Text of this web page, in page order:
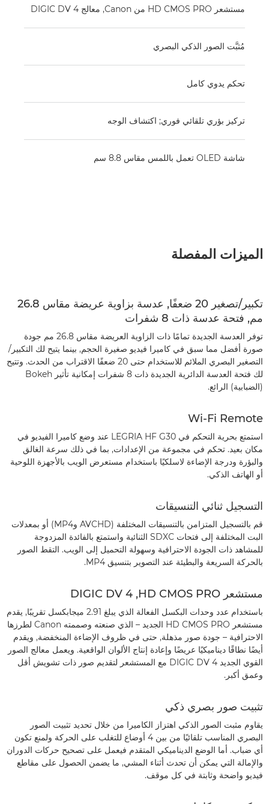
مستشعر HD CMOS PRO من Canon, معالج ‏DIGIC DV 4
مُثبَّت الصور الذكي البصري
تحكم يدوي كامل
تركيز بؤري تلقائي فوري; اكتشاف الوجه
شاشة OLED تعمل باللمس مقاس 8.8 سم
الميزات المفصلة
تكبير/تصغير 20 ضعفًا, عدسة بزاوية عريضة مقاس 26.8
مم, فتحة عدسة ذات 8 شفرات
توفر العدسة الجديدة تمامًا ذات الزاوية العريضة مقاس 26.8 مم جودة
صورة أفضل مما سبق في كاميرا فيديو صغيرة الحجم, بينما يتيح لك التكبير/
التصغير البصري الملائم للاستخدام حتى 20 ضعفًا الاقتراب من الحدث. وتتيح
لك فتحة العدسة الدائرية الجديدة ذات 8 شفرات إمكانية تأثير Bokeh
(الضبابية) الرائع.
Wi-Fi Remote
استمتع بحرية التحكم في LEGRIA HF G30 عند وضع كاميرا الفيديو في
مكان بعيد. تحكم في مجموعة من الإعدادات, بما في ذلك سرعة الغالق
والبؤرة ودرجة الإضاءة لاسلكيًا باستخدام مستعرض الويب بالأجهزة اللوحية
أو الهاتف الذكي.
التسجيل ثنائي التنسيقات
قم بالتسجيل المتزامن بالتنسيقات المختلفة (AVCHD وMP4) أو بمعدلات
البت المختلفة إلى فتحات SDXC الثنائية واستمتع بالفائدة المزدوجة
للمشاهد ذات الجودة الاحترافية وسهولة التحميل إلى الويب. التقط الصور
بالحركة السريعة والبطيئة عند التصوير بتنسيق MP4.
مستشعر HD CMOS PRO, ‏DIGIC DV 4
باستخدام عدد وحدات البكسل الفعالة الذي يبلغ 2.91 ميجابكسل تقريبًا, يقدم
مستشعر HD CMOS PRO الجديد – الذي صنعته وصممته Canon لطرزها
الاحترافية – جودة صور مذهلة, حتى في ظروف الإضاءة المنخفضة, ويقدم
أيضًا نطاقًا ديناميكيًا عريضًا وإعادة إنتاج الألوان الواقعية. ويعمل معالج الصور
القوي الجديد DIGIC DV 4 مع المستشعر لتقديم صور ذات تشويش أقل
وعمق أكبر.
تثبيت صور بصري ذكي
يقاوم مثبت الصور الذكي اهتزاز الكاميرا من خلال تحديد تثبيت الصور
البصري المناسب تلقائيًا من بين 4 أوضاع للتغلب على الحركة ولمنع تكون
أي ضباب. أما الوضع الديناميكي المتقدم فيعمل على تصحيح حركات الدوران
والإمالة التي يمكن أن تحدث أثناء المشي, ما يضمن الحصول على مقاطع
فيديو واضحة وثابتة في كل موقف.